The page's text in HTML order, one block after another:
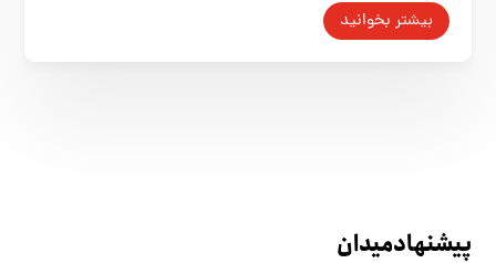
بیشتر بخوانید
پیشنهاد میدان